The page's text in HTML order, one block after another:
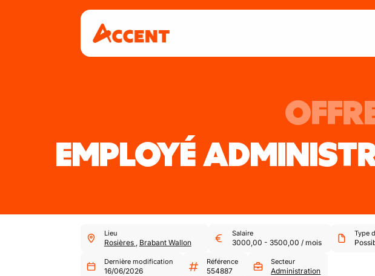
EMPLOYÉ
Lieu
Rosières , Brabant Wallon
Salaire
3000,00 - 3500,00 / mois
Type
Dernière modification
16/06/2026
Référence
554887
Secteur
Administration